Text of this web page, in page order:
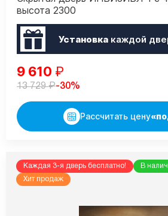
высота 2300
Установкакаждой
9 610 ₽
13 729₽-30%
Рассчитать цену
Каждая 3-я дверь бесплатно!
В
Хит продаж